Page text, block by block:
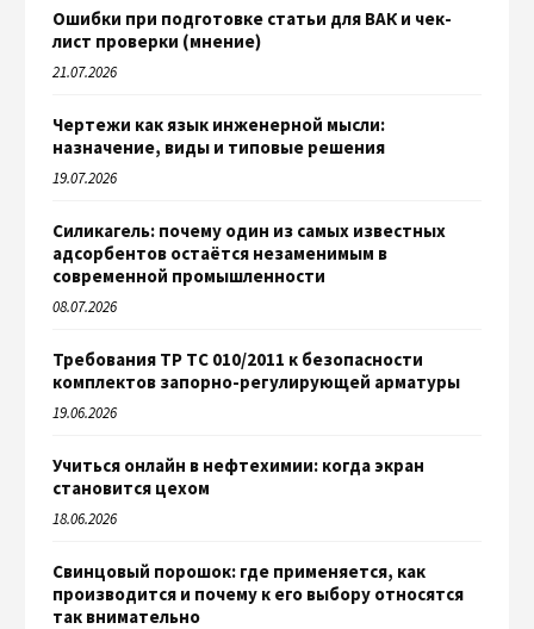
Ошибки при подготовке статьи для ВАК и чек-
лист проверки (мнение)
21.07.2026
Чертежи как язык инженерной мысли:
назначение, виды и типовые решения
19.07.2026
Силикагель: почему один из самых известных
адсорбентов остаётся незаменимым в
современной промышленности
08.07.2026
Требования ТР ТС 010/2011 к безопасности
комплектов запорно-регулирующей арматуры
19.06.2026
Учиться онлайн в нефтехимии: когда экран
становится цехом
18.06.2026
Свинцовый порошок: где применяется, как
производится и почему к его выбору относятся
так внимательно